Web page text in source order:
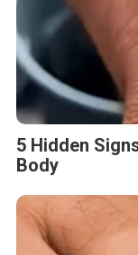
5 Hidden
Body